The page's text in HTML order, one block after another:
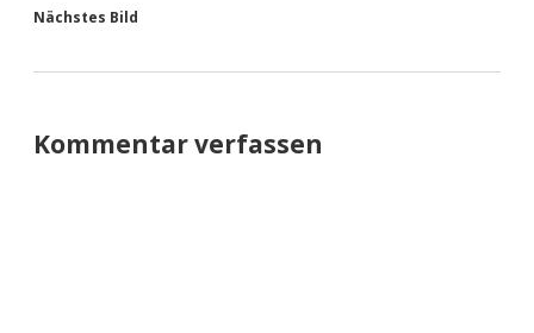
Nächstes Bild
Kommentar verfassen